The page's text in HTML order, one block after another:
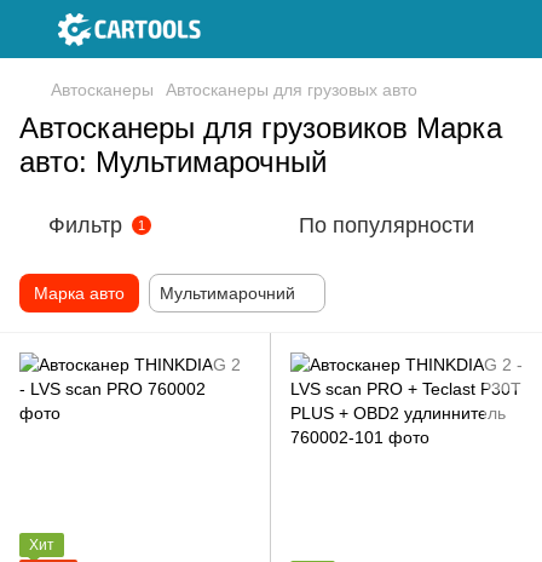
Автосканеры Автосканеры для грузовых авто
Автосканеры для грузовиков Марка
авто: Мультимарочный
Фильтр 1 По популярности
Марка авто Мультимарочний
Хит